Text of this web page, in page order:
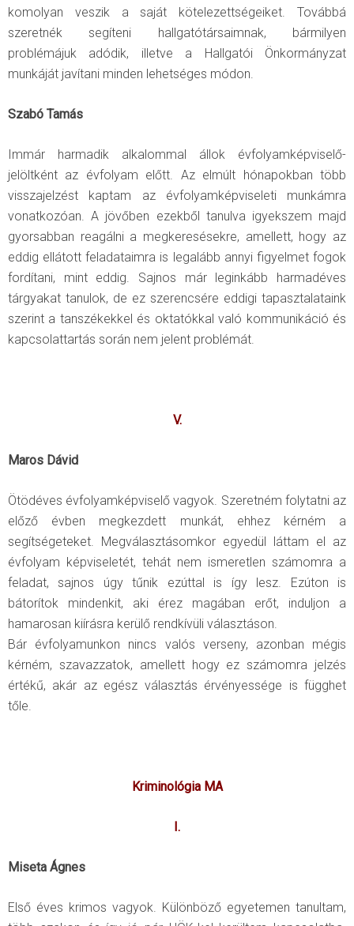
komolyan veszik a saját kötelezettségeiket. Továbbá
szeretnék segíteni hallgatótársaimnak, bármilyen
problémájuk adódik, illetve a Hallgatói Önkormányzat
munkáját javítani minden lehetséges módon.
Szabó Tamás
Immár harmadik alkalommal állok évfolyamképviselő-
jelöltként az évfolyam előtt. Az elmúlt hónapokban több
visszajelzést kaptam az évfolyamképviseleti munkámra
vonatkozóan. A jövőben ezekből tanulva igyekszem majd
gyorsabban reagálni a megkeresésekre, amellett, hogy az
eddig ellátott feladataimra is legalább annyi figyelmet fogok
fordítani, mint eddig. Sajnos már leginkább harmadéves
tárgyakat tanulok, de ez szerencsére eddigi tapasztalataink
szerint a tanszékekkel és oktatókkal való kommunikáció és
kapcsolattartás során nem jelent problémát.
V.
Maros Dávid
Ötödéves évfolyamképviselő vagyok. Szeretném folytatni az
előző évben megkezdett munkát, ehhez kérném a
segítségeteket. Megválasztásomkor egyedül láttam el az
évfolyam képviseletét, tehát nem ismeretlen számomra a
feladat, sajnos úgy tűnik ezúttal is így lesz. Ezúton is
bátorítok mindenkit, aki érez magában erőt, induljon a
hamarosan kiírásra kerülő rendkívüli választáson.
Bár évfolyamunkon nincs valós verseny, azonban mégis
kérném, szavazzatok, amellett hogy ez számomra jelzés
értékű, akár az egész választás érvényessége is függhet
tőle.
Kriminológia MA
I.
Miseta Ágnes
Első éves krimos vagyok. Különböző egyetemen tanultam,